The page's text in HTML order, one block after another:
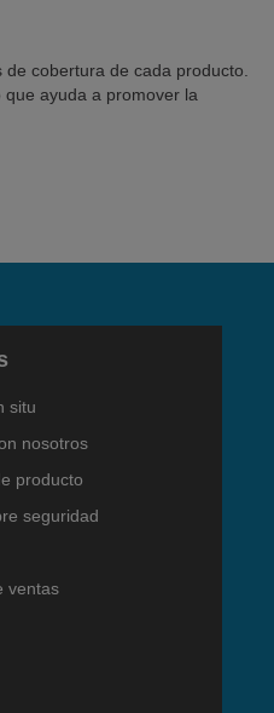
cobertura de cada producto.
ayuda a promover la
situ
nosotros
producto
seguridad
ventas